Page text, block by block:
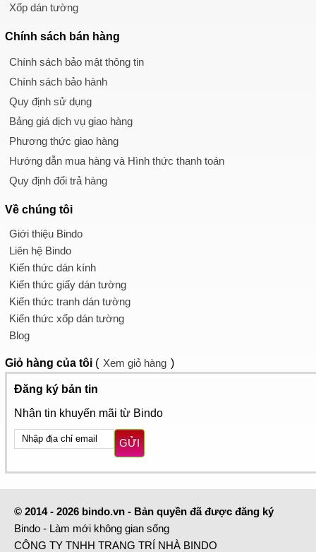
Xốp dán tường
Chính sách bán hàng
Chính sách bảo mật thông tin
Chính sách bảo hành
Quy định sử dụng
Bảng giá dịch vụ giao hàng
Phương thức giao hàng
Hướng dẫn mua hàng và Hình thức thanh toán
Quy định đổi trả hàng
Về chúng tôi
Giới thiệu Bindo
Liên hệ Bindo
Kiến thức dán kính
Kiến thức giấy dán tường
Kiến thức tranh dán tường
Kiến thức xốp dán tường
Blog
Giỏ hàng của tôi ( Xem giỏ hàng )
Đăng ký bản tin
Nhận tin khuyến mãi từ Bindo
GỬI
© 2014 - 2026 bindo.vn - Bản quyền đã được đăng ký
Bindo - Làm mới không gian sống
CÔNG TY TNHH TRANG TRÍ NHÀ BINDO